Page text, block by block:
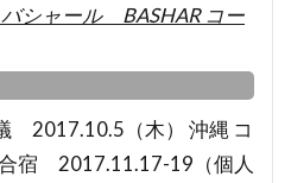
シャール BASHAR コー
2017.10.5（木） 沖縄 コ
宿 2017.11.17-19（個人